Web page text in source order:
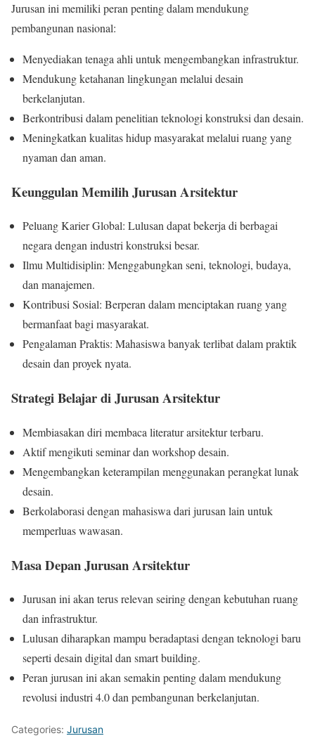
Jurusan ini memiliki peran penting dalam mendukung
pembangunan nasional:
Menyediakan tenaga ahli untuk mengembangkan infrastruktur.
Mendukung ketahanan lingkungan melalui desain
berkelanjutan.
Berkontribusi dalam penelitian teknologi konstruksi dan desain.
Meningkatkan kualitas hidup masyarakat melalui ruang yang
nyaman dan aman.
Keunggulan Memilih Jurusan Arsitektur
Peluang Karier Global: Lulusan dapat bekerja di berbagai
negara dengan industri konstruksi besar.
Ilmu Multidisiplin: Menggabungkan seni, teknologi, budaya,
dan manajemen.
Kontribusi Sosial: Berperan dalam menciptakan ruang yang
bermanfaat bagi masyarakat.
Pengalaman Praktis: Mahasiswa banyak terlibat dalam praktik
desain dan proyek nyata.
Strategi Belajar di Jurusan Arsitektur
Membiasakan diri membaca literatur arsitektur terbaru.
Aktif mengikuti seminar dan workshop desain.
Mengembangkan keterampilan menggunakan perangkat lunak
desain.
Berkolaborasi dengan mahasiswa dari jurusan lain untuk
memperluas wawasan.
Masa Depan Jurusan Arsitektur
Jurusan ini akan terus relevan seiring dengan kebutuhan ruang
dan infrastruktur.
Lulusan diharapkan mampu beradaptasi dengan teknologi baru
seperti desain digital dan smart building.
Peran jurusan ini akan semakin penting dalam mendukung
revolusi industri 4.0 dan pembangunan berkelanjutan.
Categories: Jurusan